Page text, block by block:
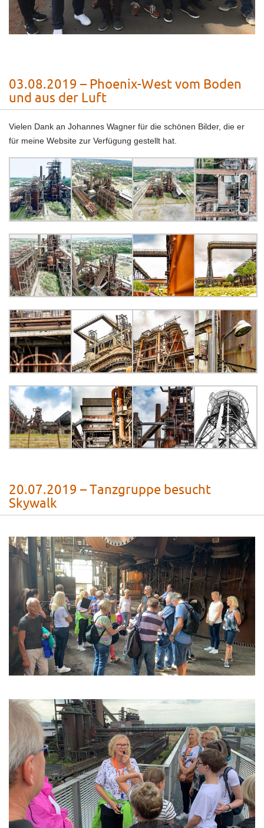
03.08.2019 – Phoenix-West vom Boden
und aus der Luft
Vielen Dank an Johannes Wagner für die schönen Bilder, die er
für meine Website zur Verfügung gestellt hat.
20.07.2019 – Tanzgruppe besucht
Skywalk